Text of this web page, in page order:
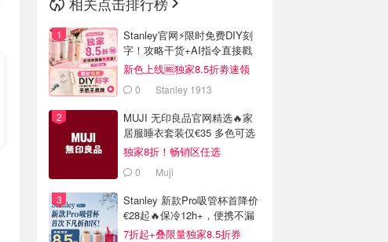
Stanley官网⚡️限时免费DIY刻
字！攻略干货+AI指令直接戳
新色上线🆓独家8.5折劵速领
0 Stanley 1913
MUJI 无印良品官网精选🔥家
居服睡衣套装仅€35 多色可选
独家8折！畅销区任选
0 Muji
Stanley 新款Pro吸管杯首降价
€28起🔥保冷12h+，便携不漏
水
7折起+叠限量独家8.5折券